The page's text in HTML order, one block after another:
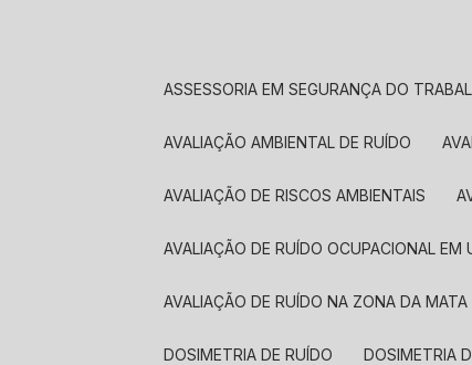
ASSESSORIA EM SEGURANÇA DO
AVALIAÇÃO AMBIENTAL DE RUÍDO
AVALIAÇÃO DE RISCOS AMBIENTAIS
AVALIAÇÃO DE RUÍDO OCUPACIONAL EM
AVALIAÇÃO DE RUÍDO NA ZONA DA MATA
DOSIMETRIA DE RUÍDO DOSIMETRIA